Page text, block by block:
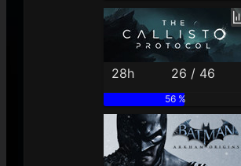
28h 26 / 46
56 %